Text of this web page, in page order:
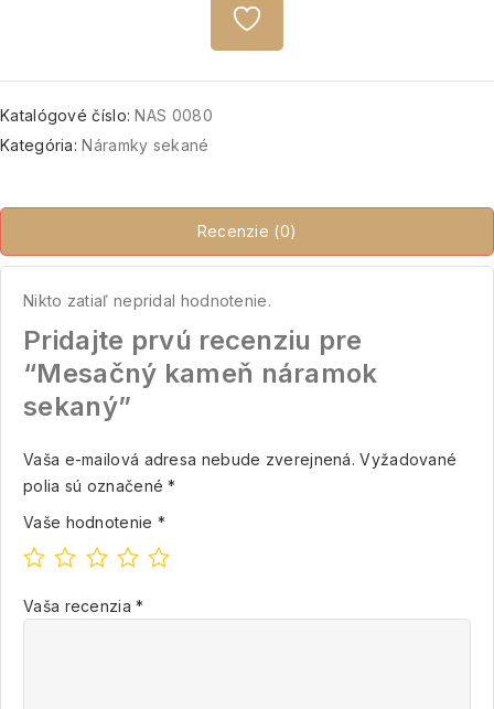
Katalógové číslo:NAS 0080
Kategória:Náramky sekané
Recenzie (0)
Nikto zatiaľ nepridal hodnotenie.
Pridajte prvú recenziu pre
“Mesačný kameň náramok
sekaný”
Vaša e-mailová adresa nebude zverejnená. Vyžadované
polia sú označené*
Vaše hodnotenie *
Vaša recenzia*